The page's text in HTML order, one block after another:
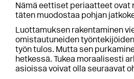
Nämä eettiset periaatteet ovat
täten muodostaa pohjan
Luottamuksen rakentaminen
omistautuneiden
työn tulos. Mutta sen
hetkessä. Tukea moraalisesti
asioissa voivat olla seuraavat